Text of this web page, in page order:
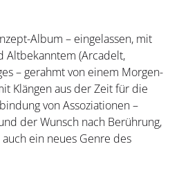
Album – eingelassen, mit
Altbekanntem (Arcadelt,
– gerahmt von einem Morgen-
Klängen aus der Zeit für die
von Assoziationen –
der Wunsch nach Berührung,
ein neues Genre des